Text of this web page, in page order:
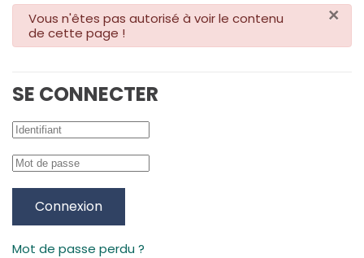
×
danger
Vous n'êtes pas autorisé à voir le contenu
de cette page !
SE CONNECTER
Connexion
Mot de passe perdu ?